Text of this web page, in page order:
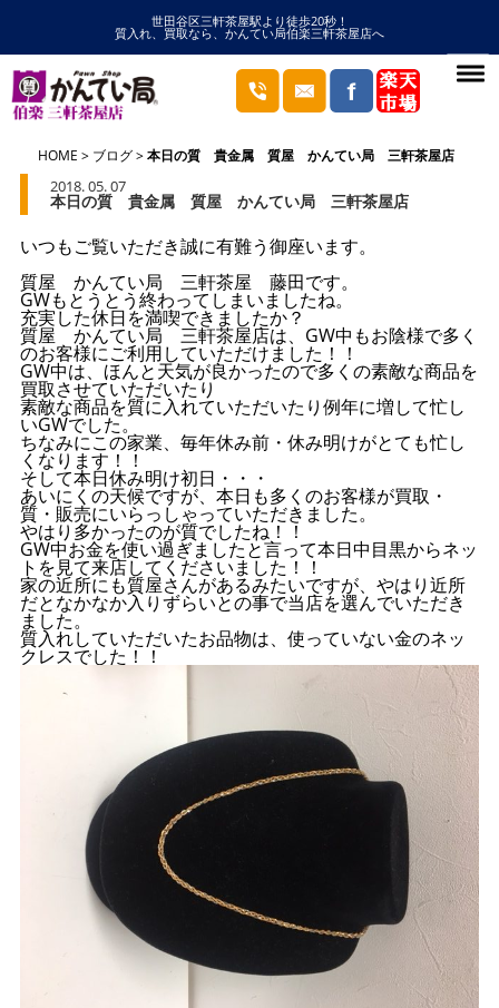
世田谷区三軒茶屋駅より徒歩20秒！
質入れ、買取なら、かんてい局伯楽三軒茶屋店へ
HOME ブログ 本日の質 貴金属 質屋 かんてい局 三軒茶屋店
2018. 05. 07
本日の質 貴金属 質屋 かんてい局 三軒茶屋店
いつもご覧いただき誠に有難う御座います。
質屋 かんてい局 三軒茶屋 藤田です。
GWもとうとう終わってしまいましたね。
充実した休日を満喫できましたか？
質屋 かんてい局 三軒茶屋店は、GW中もお陰様で多く
のお客様にご利用していただけました！！
GW中は、ほんと天気が良かったので多くの素敵な商品を
買取させていただいたり
素敵な商品を質に入れていただいたり例年に増して忙し
いGWでした。
ちなみにこの家業、毎年休み前・休み明けがとても忙し
くなります！！
そして本日休み明け初日・・・
あいにくの天候ですが、本日も多くのお客様が買取・
質・販売にいらっしゃっていただきました。
やはり多かったのが質でしたね！！
GW中お金を使い過ぎましたと言って本日中目黒からネッ
トを見て来店してくださいました！！
家の近所にも質屋さんがあるみたいですが、やはり近所
だとなかなか入りずらいとの事で当店を選んでいただき
ました。
質入れしていただいたお品物は、使っていない金のネッ
クレスでした！！